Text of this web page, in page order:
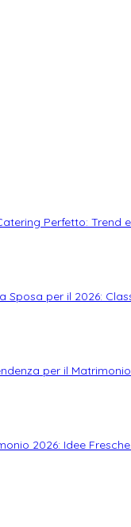
Perfetto: Trend
Sposa per il 2026:
per il
2026: Idee